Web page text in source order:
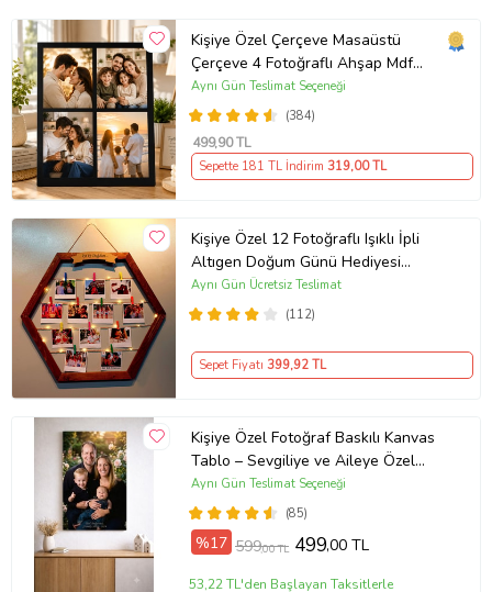
Kişiye Özel Çerçeve Masaüstü
Çerçeve 4 Fotoğraflı Ahşap Mdf
Resimli Kolaj Çerçeve
(384)
Aynı Gün Teslimat Seçeneği
499,90 TL
Sepette 181 TL İndirim 319,00 TL
Kişiye Özel 12 Fotoğraflı Işıklı İpli
Altıgen Doğum Günü Hediyesi
Ahşap Fotoğraf Panosu
(112)
Aynı Gün Ücretsiz Teslimat
Sepet Fiyatı 399,92 TL
Kişiye Özel Fotoğraf Baskılı Kanvas
Tablo – Sevgiliye ve Aileye Özel
Hediye (ÇokluRenk)
(85)
Aynı Gün Teslimat Seçeneği
%17 599,00 TL 499,00 TL
53,22 TL'den Başlayan Taksitlerle